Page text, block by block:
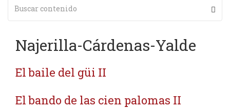
Najerilla-Cárdenas-Yalde
El baile del güi II
El bando de las cien palomas II